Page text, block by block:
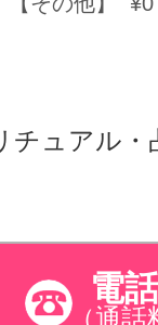
チュアル・
電
（通話